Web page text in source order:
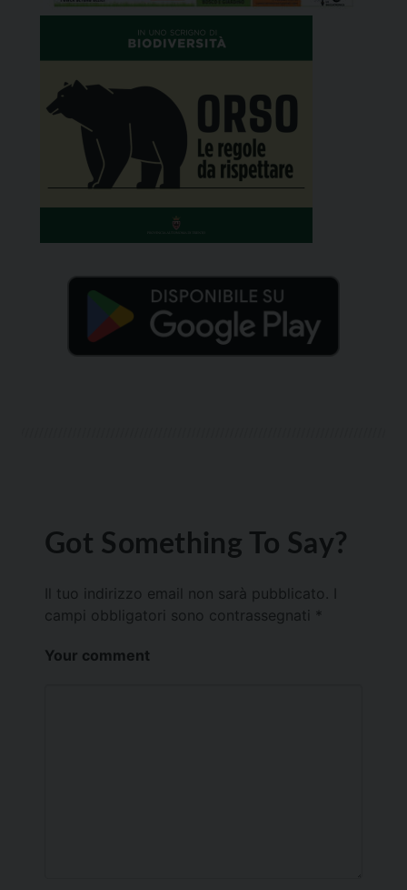
Got Something To Say?
Il tuo indirizzo email non sarà pubblicato.
campi obbligatori sono contrassegnati *
Your comment